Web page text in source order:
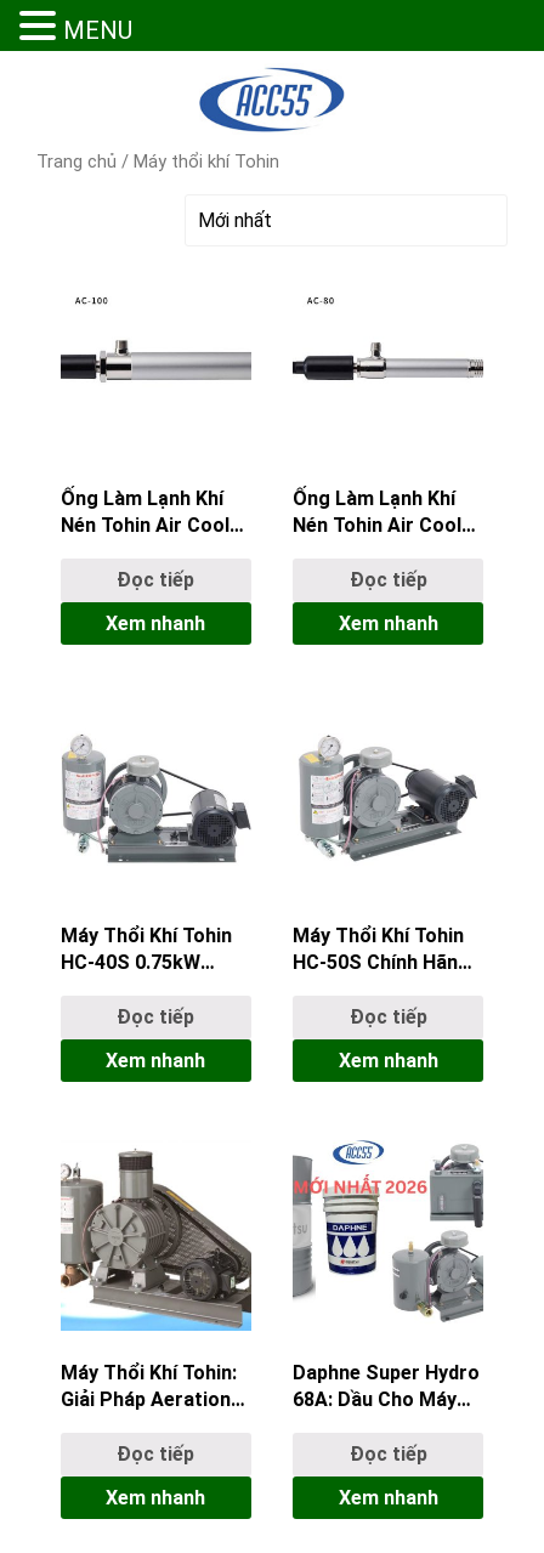
Trang chủ / Máy thổi khí Tohin
Ống Làm Lạnh Khí
Nén Tohin Air Cooler
Công Suất Tối Cao
Cho Gia Công Hạng
Nặng
Đọc tiếp
Xem nhanh
Ống Làm Lạnh Khí
Nén Tohin Air Cooler
Giải Pháp Tản Nhiệt
Điểm Hiệu Suất Cao
Đọc tiếp
Xem nhanh
Máy Thổi Khí Tohin
HC-40S 0.75kW
Nhật BảnĐọc tiếp
Xem nhanh
Máy Thổi Khí Tohin
HC-50S Chính Hãng
Chính Thức ACC55
Đọc tiếp
Xem nhanh
Máy Thổi Khí Tohin:
Giải Pháp Aeration
Đọc tiếp
Xem nhanh
Daphne Super Hydro
68A: Dầu Cho Máy
Đọc tiếp
Xem nhanh
MENU